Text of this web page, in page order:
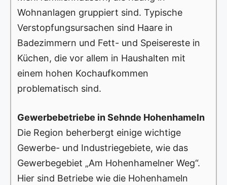
Wohnanlagen gruppiert sind. Typische
Verstopfungsursachen sind Haare in
Badezimmern und Fett- und Speisereste in
Küchen, die vor allem in Haushalten mit
einem hohen Kochaufkommen
problematisch sind.
Gewerbebetriebe in Sehnde Hohenhameln
Die Region beherbergt einige wichtige
Gewerbe- und Industriegebiete, wie das
Gewerbegebiet „Am Hohenhamelner Weg“.
Hier sind Betriebe wie die Hohenhameln